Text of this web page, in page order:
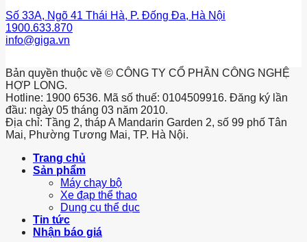
Số 33A, Ngõ 41 Thái Hà, P. Đống Đa, Hà Nội
1900.633.870
info@giga.vn
Bản quyền thuộc về © CÔNG TY CỔ PHẦN CÔNG NGHỆ
HỢP LONG.
Hotline: 1900 6536. Mã số thuế: 0104509916. Đăng ký lần
đầu: ngày 05 tháng 03 năm 2010.
Địa chỉ: Tầng 2, tháp A Mandarin Garden 2, số 99 phố Tân
Mai, Phường Tương Mai, TP. Hà Nội.
Trang chủ
Sản phẩm
Máy chạy bộ
Xe đạp thể thao
Dung cụ thể dục
Tin tức
Nhận báo giá